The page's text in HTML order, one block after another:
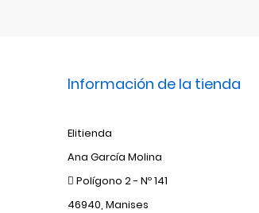
Información de la tienda
Elitienda
Ana García Molina
Polígono 2 - Nº 141
46940, Manises